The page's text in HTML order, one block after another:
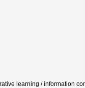
learning / information